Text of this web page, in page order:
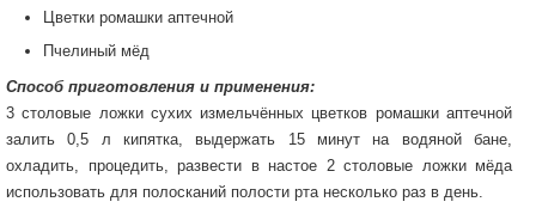
Цветки ромашки аптечной
Пчелиный мёд
Способ приготовления и применения:
3 столовые ложки сухих измельчённых цветков ромашки аптечной
залить 0,5 л кипятка, выдержать 15 минут на водяной бане,
охладить, процедить, развести в настое 2 столовые ложки мёда
использовать для полосканий полости рта несколько раз в день.